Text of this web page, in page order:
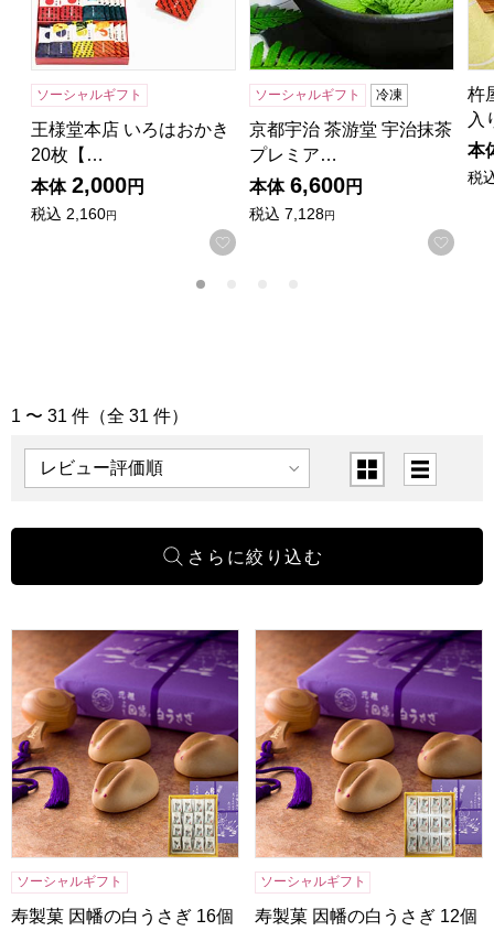
ソーシャルギフト
王様堂本店 いろはおかき
20枚【…
本体 2,000円
税込 2,160円
お気に入りに登録する
ソーシャルギフト 冷凍
京都宇治 茶游堂 宇治抹茶
プレミア…
本体 6,600円
税込 7,128円
お気
杵
入
本
税
「和菓子」の商品一覧
1 〜 31 件（全 31 件）
表示順 表示切替
寿製菓 因幡の白うさぎ 16個入【年間ギフト】
ソーシャルギフト
寿製菓 因幡の白うさぎ 16個
寿製菓 因幡の白うさぎ 12個
ソーシャルギフト
寿製菓 因幡の白うさぎ 12個